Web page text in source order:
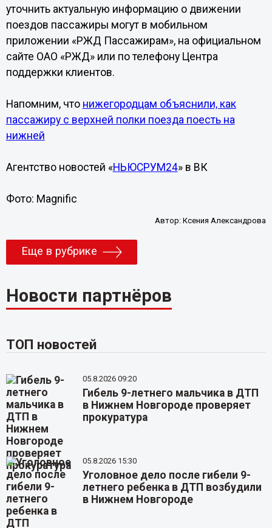
уточнить актуальную информацию о движении
поездов пассажиры могут в мобильном
приложении «РЖД Пассажирам», на официальном
сайте ОАО «РЖД» или по телефону Центра
поддержки клиентов.
Напомним, что нижегородцам объяснили, как
пассажиру с верхней полки поезда поесть на
нижней
Агентство новостей «НЬЮСРУМ24» в ВК
Фото: Magnific
Автор:Ксения Александрова
Еще в рубрике
Новости партнёров
ТОП новостей
05.8.2026 09:20
Гибель 9-летнего мальчика в ДТП
в Нижнем Новгороде проверяет
прокуратура
05.8.2026 15:30
Уголовное дело после гибели 9-
летнего ребенка в ДТП возбудили
в Нижнем Новгороде